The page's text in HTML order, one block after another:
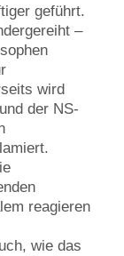
geführt.
–
wird
der NS-
reagieren
wie das